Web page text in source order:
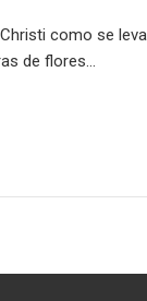
como se
de flores…